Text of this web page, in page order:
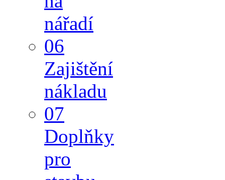
nářadí
06
Zajištění
nákladu
07
Doplňky
pro